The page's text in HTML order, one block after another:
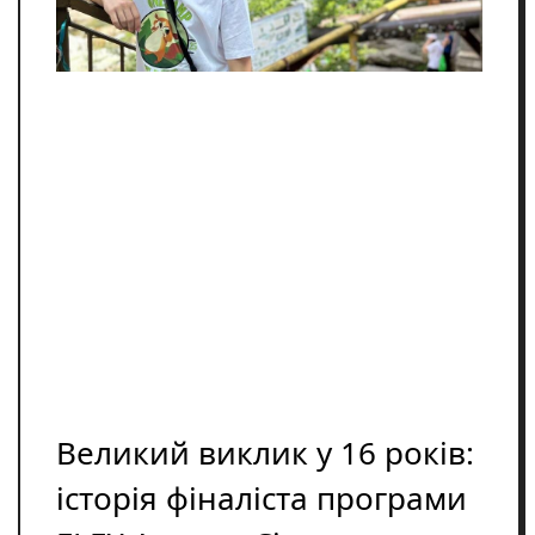
Освіта
Розслідування
Великий виклик у 16 років:
історія фіналіста програми